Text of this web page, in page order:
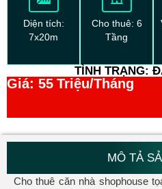
Diện tích:
7x20m
Cho thuê: 6
Tầng
TÌNH TRẠNG:
Giá: 55 Triệu/Tháng
MÔ TẢ
Cho thuê căn nhà shophouse